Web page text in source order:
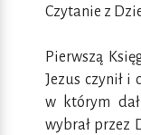
Czytanie z
Pierwszą
Jezus czynił i
w którym
wybrał przez